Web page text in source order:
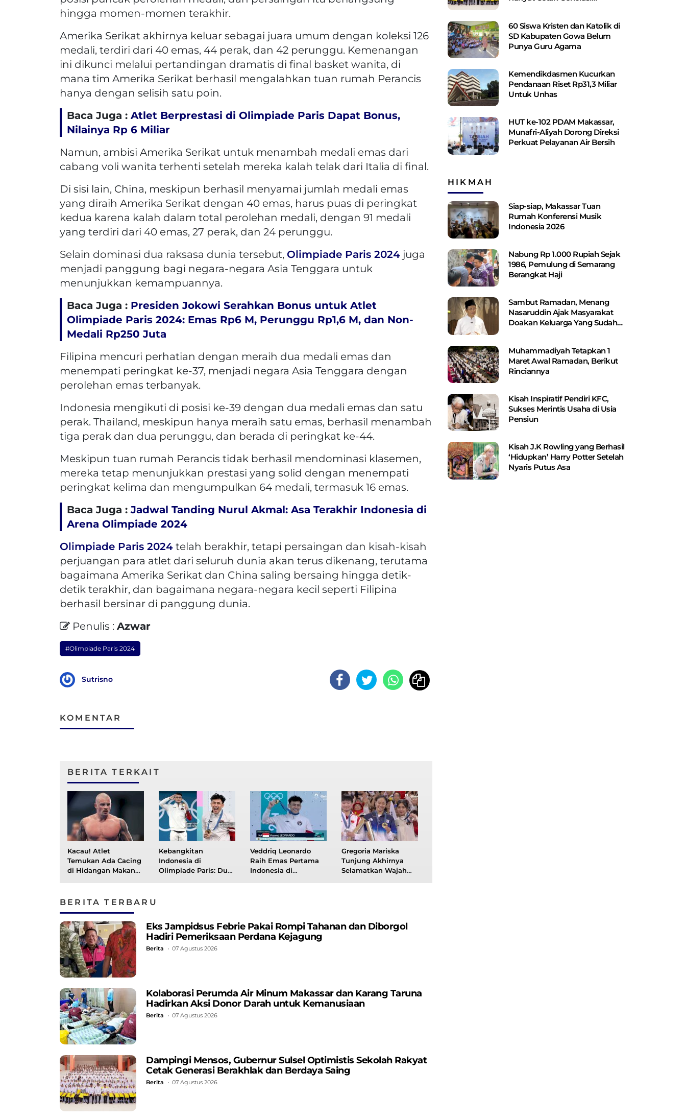
hingga momen-momen terakhir.
Amerika Serikat akhirnya keluar sebagai juara umum dengan koleksi 126
medali, terdiri dari 40 emas, 44 perak, dan 42 perunggu. Kemenangan
ini dikunci melalui pertandingan dramatis di final basket wanita, di
mana tim Amerika Serikat berhasil mengalahkan tuan rumah Perancis
hanya dengan selisih satu poin.
Baca Juga : Atlet Berprestasi di Olimpiade Paris Dapat Bonus,
Nilainya Rp 6 Miliar
Namun, ambisi Amerika Serikat untuk menambah medali emas dari
cabang voli wanita terhenti setelah mereka kalah telak dari Italia di final.
Di sisi lain, China, meskipun berhasil menyamai jumlah medali emas
yang diraih Amerika Serikat dengan 40 emas, harus puas di peringkat
kedua karena kalah dalam total perolehan medali, dengan 91 medali
yang terdiri dari 40 emas, 27 perak, dan 24 perunggu.
Selain dominasi dua raksasa dunia tersebut, Olimpiade Paris 2024 juga
menjadi panggung bagi negara-negara Asia Tenggara untuk
menunjukkan kemampuannya.
Baca Juga : Presiden Jokowi Serahkan Bonus untuk Atlet
Olimpiade Paris 2024: Emas Rp6 M, Perunggu Rp1,6 M, dan Non-
Medali Rp250 Juta
Filipina mencuri perhatian dengan meraih dua medali emas dan
menempati peringkat ke-37, menjadi negara Asia Tenggara dengan
perolehan emas terbanyak.
Indonesia mengikuti di posisi ke-39 dengan dua medali emas dan satu
perak. Thailand, meskipun hanya meraih satu emas, berhasil menambah
tiga perak dan dua perunggu, dan berada di peringkat ke-44.
Meskipun tuan rumah Perancis tidak berhasil mendominasi klasemen,
mereka tetap menunjukkan prestasi yang solid dengan menempati
peringkat kelima dan mengumpulkan 64 medali, termasuk 16 emas.
Baca Juga :Jadwal Tanding Nurul Akmal: Asa Terakhir Indonesia di
Arena Olimpiade 2024
Olimpiade Paris 2024 telah berakhir, tetapi persaingan dan kisah-kisah
perjuangan para atlet dari seluruh dunia akan terus dikenang, terutama
bagaimana Amerika Serikat dan China saling bersaing hingga detik-
detik terakhir, dan bagaimana negara-negara kecil seperti Filipina
berhasil bersinar di panggung dunia.
Penulis : Azwar
#Olimpiade Paris 2024
Sutrisno
KOMENTAR
BERITA TERKAIT
Kacau! Atlet
Temukan Ada Cacing
di Hidangan Makanan
Kebangkitan
Indonesia di
Olimpiade Paris: Dua
Veddriq Leonardo
Raih Emas Pertama
Indonesia di
Gregoria Mariska
Tunjung Akhirnya
Selamatkan Wajah
BERITA TERBARU
Eks Jampidsus Febrie Pakai Rompi Tahanan dan Diborgol
Hadiri Pemeriksaan Perdana Kejagung
Berita 07 Agustus 2026
Kolaborasi Perumda Air Minum Makassar dan Karang Taruna
Hadirkan Aksi Donor Darah untuk Kemanusiaan
Berita 07 Agustus 2026
Dampingi Mensos, Gubernur Sulsel Optimistis Sekolah Rakyat
Cetak Generasi Berakhlak dan Berdaya Saing
Berita 07 Agustus 2026
60 Siswa Kristen dan Katolik di
SD Kabupaten Gowa Belum
Punya Guru Agama
Kemendikdasmen Kucurkan
Pendanaan Riset Rp31,3 Miliar
Untuk Unhas
HUT ke-102 PDAM Makassar,
Munafri-Aliyah Dorong Direksi
Perkuat Pelayanan Air Bersih
HIKMAH
Siap-siap, Makassar Tuan
Rumah Konferensi Musik
Indonesia 2026
Nabung Rp 1.000 Rupiah Sejak
1986, Pemulung di Semarang
Berangkat Haji
Sambut Ramadan, Menang
Nasaruddin Ajak Masyarakat
Doakan Keluarga Yang Sudah
Muhammadiyah Tetapkan 1
Maret Awal Ramadan, Berikut
Rinciannya
Kisah Inspiratif Pendiri KFC,
Sukses Merintis Usaha di Usia
Pensiun
Kisah J.K Rowling yang Berhasil
‘Hidupkan’ Harry Potter Setelah
Nyaris Putus Asa